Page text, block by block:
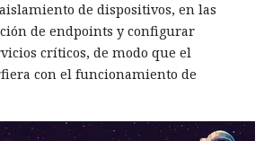
de dispositivos, en las
de endpoints y configurar
críticos, de modo que el
con el funcionamiento de